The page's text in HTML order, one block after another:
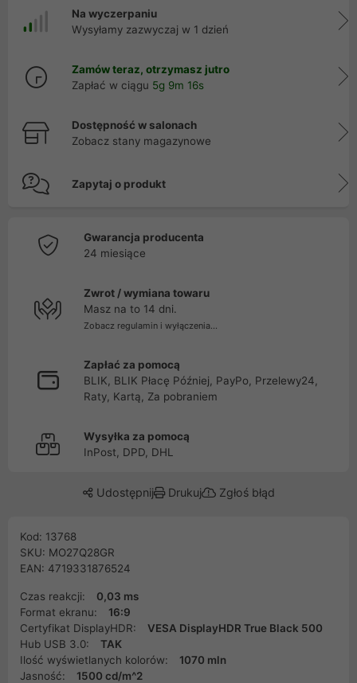
Na wyczerpaniu
Wysyłamy zazwyczaj w 1 dzień
Zamów teraz, otrzymasz jutro
Zapłać w ciągu 5g 9m 15s
Dostępność w salonach
Zobacz stany magazynowe
Zapytaj o produkt
Gwarancja producenta
24 miesiące
Zwrot / wymiana towaru
Masz na to 14 dni.
Zobacz regulamin i wyłączenia...
Zapłać za pomocą
BLIK, BLIK Płacę Później, PayPo, Przelewy24,
Raty, Kartą, Za pobraniem
Wysyłka za pomocą
InPost, DPD, DHL
Udostępnij Drukuj Zgłoś błąd
Kod: 13768
SKU: MO27Q28GR
EAN: 4719331876524
Czas reakcji:
0,03 ms
Format ekranu:
16:9
Certyfikat DisplayHDR:
VESA DisplayHDR True Black 500
Hub USB 3.0:
TAK
Ilość wyświetlanych kolorów:
1070 mln
Jasność:
1500 cd/m^2